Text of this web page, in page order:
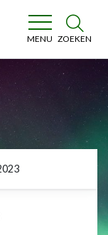
MENU ZOEKEN